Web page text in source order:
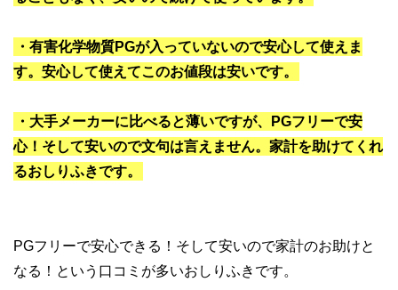
・有害化学物質PGが入っていないので安心して使えま
す。安心して使えてこのお値段は安いです。
・大手メーカーに比べると薄いですが、PGフリーで安
心！そして安いので文句は言えません。家計を助けてくれ
るおしりふきです。
PGフリーで安心できる！そして安いので家計のお助けと
なる！という口コミが多いおしりふきです。